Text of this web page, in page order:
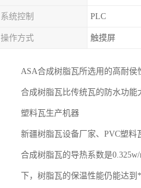
系统控制 PLC
操作方式 触摸屏
ASA合成树脂瓦所选用的高耐
合成树脂瓦比传统瓦的防水功能
塑料瓦生产机器
新疆树脂瓦设备厂家、PVC塑料
合成树脂瓦的导热系数是
下，树脂瓦的保温性能仍能达